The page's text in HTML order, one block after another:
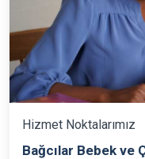
Hizmet Noktalarımız
Bağcılar Bebek ve